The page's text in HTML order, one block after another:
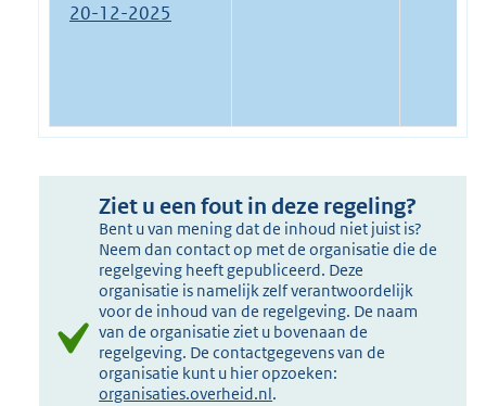
20-12-2025
Ziet u een fout in deze regeling?
Bent u van mening dat de inhoud niet juist is?
Neem dan contact op met de organisatie die de
regelgeving heeft gepubliceerd. Deze
organisatie is namelijk zelf verantwoordelijk
voor de inhoud van de regelgeving. De naam
van de organisatie ziet u bovenaan de
regelgeving. De contactgegevens van de
organisatie kunt u hier opzoeken:
organisaties.overheid.nl.